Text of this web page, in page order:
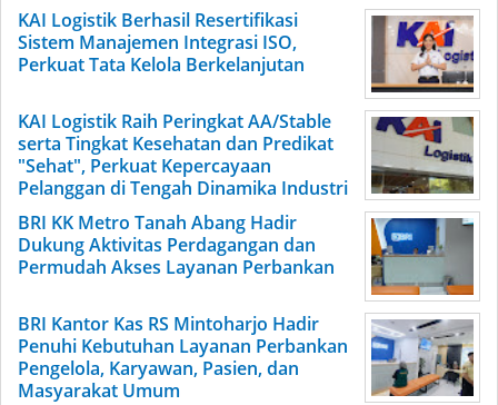
KAI Logistik Berhasil Resertifikasi
Sistem Manajemen Integrasi ISO,
Perkuat Tata Kelola Berkelanjutan
KAI Logistik Raih Peringkat AA/Stable
serta Tingkat Kesehatan dan Predikat
"Sehat", Perkuat Kepercayaan
Pelanggan di Tengah Dinamika Industri
BRI KK Metro Tanah Abang Hadir
Dukung Aktivitas Perdagangan dan
Permudah Akses Layanan Perbankan
BRI Kantor Kas RS Mintoharjo Hadir
Penuhi Kebutuhan Layanan Perbankan
Pengelola, Karyawan, Pasien, dan
Masyarakat Umum